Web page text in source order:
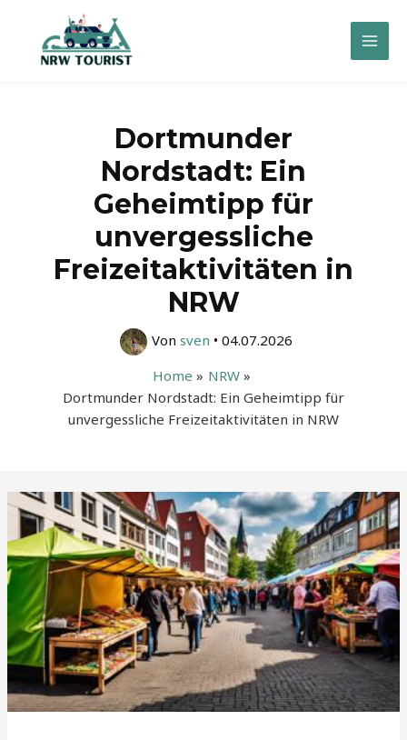
springen
Main
Dortmunder
Nordstadt: Ein
Geheimtipp für
unvergessliche
Freizeitaktivitäten in
NRW
Von sven • 04.07.2026
Home
NRW
Dortmunder Nordstadt: Ein Geheimtipp für
unvergessliche Freizeitaktivitäten in NRW